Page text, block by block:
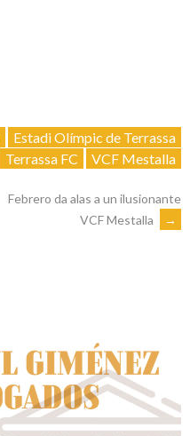
Estadi Olímpic de Terrassa
Terrassa FC VCF Mestalla
Febrero da alas a un ilusionante
VCF Mestalla
→